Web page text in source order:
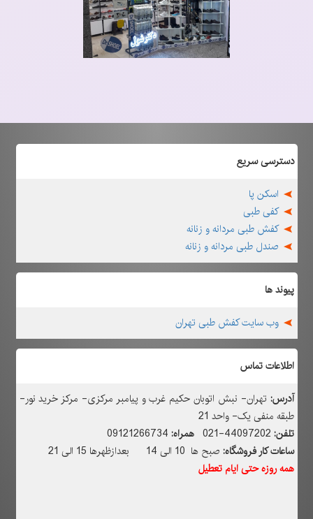
دسترسی سریع
اسکن پا
کفی طبی
کفش طبی مردانه و زنانه
صندل طبی مردانه و زنانه
پیوند ها
وب سایت کفش طبی تهران
اطلاعات تماس
آدرس: تهران- نبش اتوبان حکیم غرب و پیامبر مرکزی- مرکز خرید نور-
طبقه منفی یک- واحد 21
تلفن:
همراه:
ساعات کار فروشگاه: صبح ها 10 الی 14 بعدازظهرها 15 الی 21
همه روزه حتی ایام تعطیل